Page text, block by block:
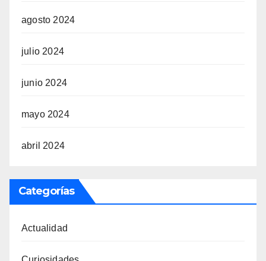
agosto 2024
julio 2024
junio 2024
mayo 2024
abril 2024
Categorías
Actualidad